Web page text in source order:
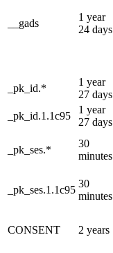
__gads
1 year
24 days
_pk_id.*
1 year
27 days
_pk_id.1.1c95
1 year
27 days
_pk_ses.*
30
minutes
_pk_ses.1.1c95
30
minutes
CONSENT 2 years